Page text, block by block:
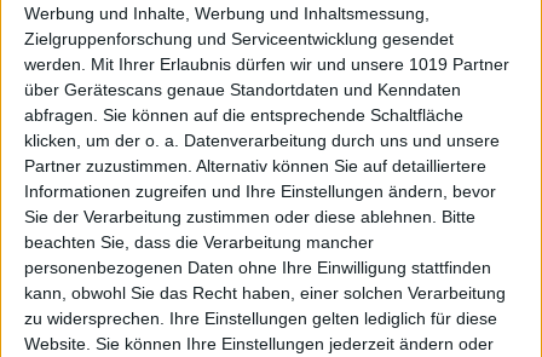
Werbung und Inhalte, Werbung und Inhaltsmessung,
Zielgruppenforschung und Serviceentwicklung gesendet
werden.
Mit Ihrer Erlaubnis dürfen wir und unsere 1019 Partner
über Gerätescans genaue Standortdaten und Kenndaten
abfragen. Sie können auf die entsprechende Schaltfläche
klicken, um der o. a. Datenverarbeitung durch uns und unsere
Partner zuzustimmen. Alternativ können Sie auf detailliertere
Informationen zugreifen und Ihre Einstellungen ändern, bevor
Sie der Verarbeitung zustimmen oder diese ablehnen.
Bitte
beachten Sie, dass die Verarbeitung mancher
personenbezogenen Daten ohne Ihre Einwilligung stattfinden
kann, obwohl Sie das Recht haben, einer solchen Verarbeitung
zu widersprechen. Ihre Einstellungen gelten lediglich für diese
Website. Sie können Ihre Einstellungen jederzeit ändern oder